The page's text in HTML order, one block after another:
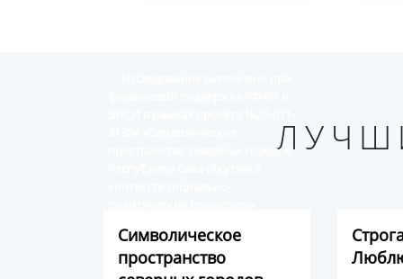
Символическое
пространство
пространство северных городов
Виртуальный альбом историко-